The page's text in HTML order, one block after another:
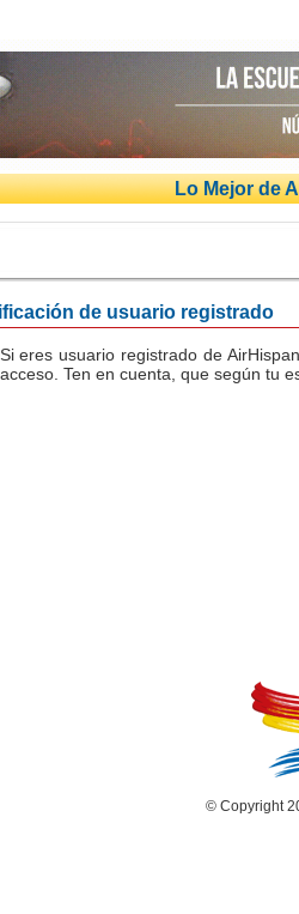
Lo Mejor de
de usuario registrado
Si eres usuario registrado de
acceso. Ten en cuenta, que según tu
© Copyright